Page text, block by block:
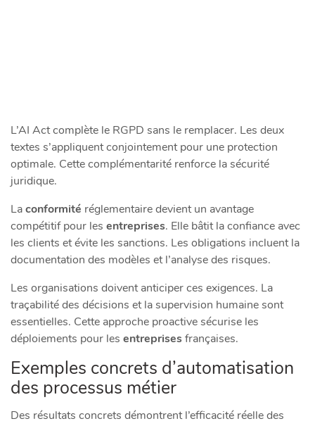
L’AI Act complète le RGPD sans le remplacer. Les deux
textes s’appliquent conjointement pour une protection
optimale. Cette complémentarité renforce la sécurité
juridique.
Laconformité réglementaire devient un avantage
compétitif pour les entreprises. Elle bâtit la confiance avec
les clients et évite les sanctions. Les obligations incluent la
documentation des modèles et l’analyse des risques.
Les organisations doivent anticiper ces exigences. La
traçabilité des décisions et la supervision humaine sont
essentielles. Cette approche proactive sécurise les
déploiements pour les entreprisesfrançaises.
Exemples concrets d’automatisation
des processus métier
Des résultats concrets démontrent l’efficacité réelle des